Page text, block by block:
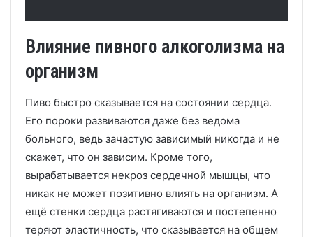
Влияние пивного алкоголизма на
организм
Пиво быстро сказывается на состоянии сердца.
Его пороки развиваются даже без ведома
больного, ведь зачастую зависимый никогда и не
скажет, что он зависим. Кроме того,
вырабатывается некроз сердечной мышцы, что
никак не может позитивно влиять на организм. А
ещё стенки сердца растягиваются и постепенно
теряют эластичность, что сказывается на общем